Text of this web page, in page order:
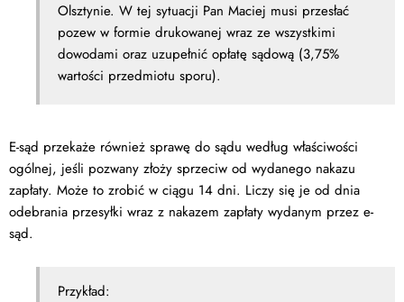
Olsztynie. W tej sytuacji Pan Maciej musi przesłać
pozew w formie drukowanej wraz ze wszystkimi
dowodami oraz uzupełnić opłatę sądową (3,75%
wartości przedmiotu sporu).
E-sąd przekaże również sprawę do sądu według właściwości
ogólnej, jeśli pozwany złoży sprzeciw od wydanego nakazu
zapłaty. Może to zrobić w ciągu 14 dni. Liczy się je od dnia
odebrania przesyłki wraz z nakazem zapłaty wydanym przez e-
sąd.
Przykład: